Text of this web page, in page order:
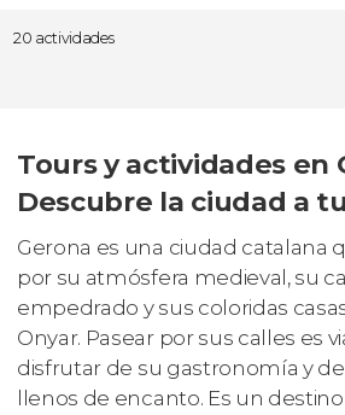
20 actividades
Tours y actividades en
Descubre la ciudad a
Gerona es una ciudad catalana
por su atmósfera medieval, su
empedrado y sus coloridas
Onyar. Pasear por sus calles es
disfrutar de su gastronomía y
llenos de encanto. Es un